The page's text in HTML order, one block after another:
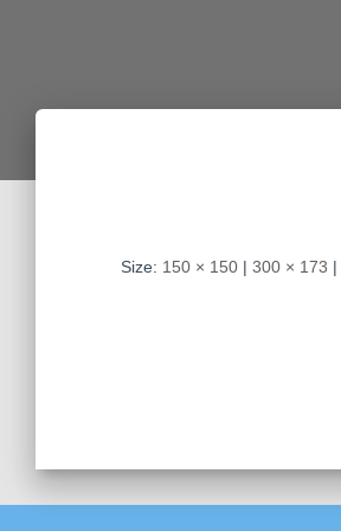
Size: 150 × 150 | 300 × 173 |